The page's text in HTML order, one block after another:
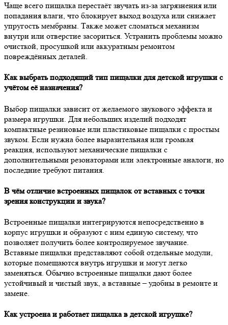
Чаще всего пищалка перестаёт звучать из-за загрязнения или
попадания влаги, что блокирует выход воздуха или снижает
упругость мембраны. Также может сломаться механизм
внутри или отверстие засориться. Устранить проблемы можно
очисткой, просушкой или аккуратным ремонтом
повреждённых деталей.
Как выбрать подходящий тип пищалки для детской игрушки с
учётом её назначения?
Выбор пищалки зависит от желаемого звукового эффекта и
размера игрушки. Для небольших изделий подходят
компактные резиновые или пластиковые пищалки с простым
звуком. Если нужна более выразительная или громкая
реакция, используют механические пищалки с
дополнительными резонаторами или электронные аналоги, но
последние требуют питания.
В чём отличие встроенных пищалок от вставных с точки
зрения конструкции и звука?
Встроенные пищалки интегрируются непосредственно в
корпус игрушки и образуют с ним единую систему, что
позволяет получить более контролируемое звучание.
Вставные пищалки представляют собой отдельные модули,
которые помещаются внутрь игрушки и могут легко
заменяться. Обычно встроенные пищалки дают более
устойчивый и чистый звук, а вставные – удобны в ремонте и
замене.
Как устроена и работает пищалка в детской игрушке?